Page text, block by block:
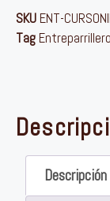
SKU ENT-
Tag
Descripción